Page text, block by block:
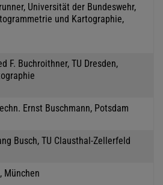
Universität der Bundeswehr,
und Kartographie,
F. Buchroithner, TU Dresden,
Ernst Buschmann, Potsdam
Busch, TU Clausthal-Zellerfeld
München